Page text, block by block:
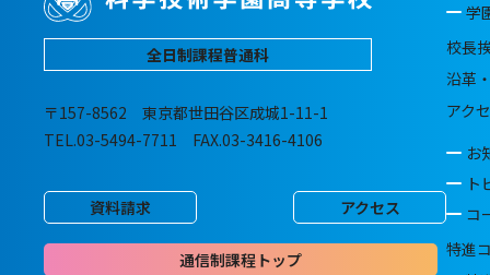
全日制課程普通科
〒157-8562 東京都世田谷区成城1-11-1
TEL.03-5494-7711 FAX.03-3416-4106
資料請求 アクセス
通信制課程トップ
学
校長
沿革
アク
お
ト
コ
特進